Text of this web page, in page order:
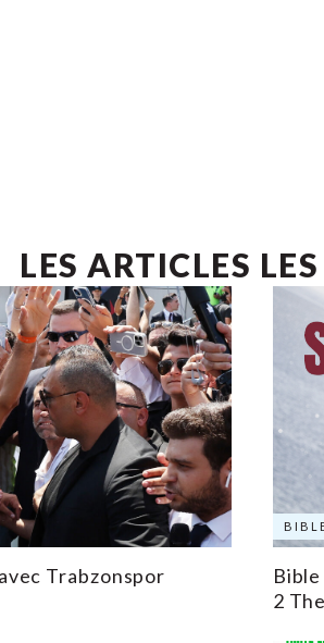
LES ARTICLES
Trabzonspor
2